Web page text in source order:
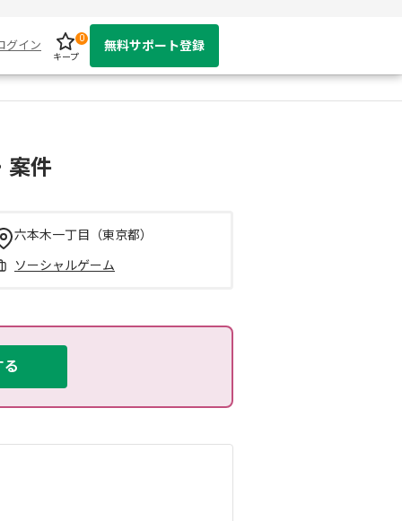
グイン
キープ
0
無料サポート登録
案件
六本木一丁目（東京都）
ソーシャルゲーム
る